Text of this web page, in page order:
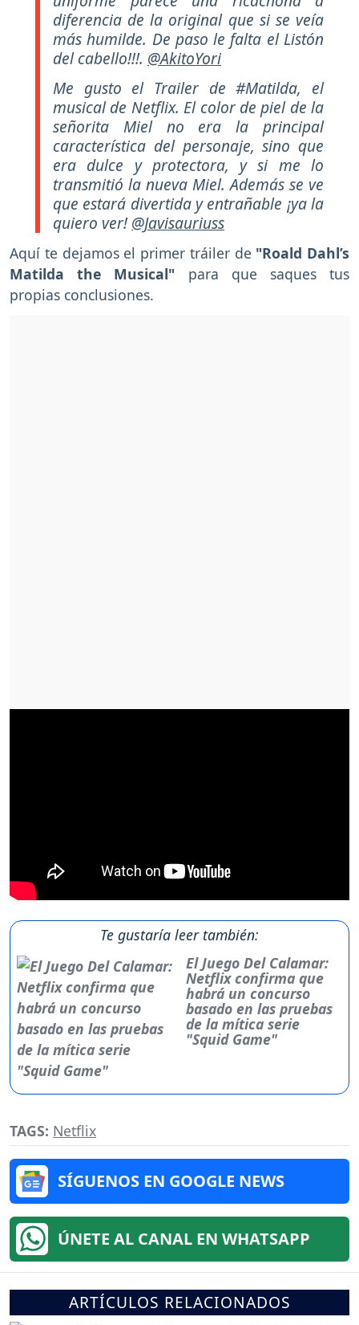
diferencia de la original que si se veía
más humilde. De paso le falta el Listón
del cabello!!!. @AkitoYori
Me gusto el Trailer de #Matilda, el
musical de Netflix. El color de piel de la
señorita Miel no era la principal
característica del personaje, sino que
era dulce y protectora, y si me lo
transmitió la nueva Miel. Además se ve
que estará divertida y entrañable ¡ya la
quiero ver!@Javisauriuss
Aquí te dejamos el primer tráiler de "Roald Dahl’s
Matilda the Musical" para que saques tus
propias conclusiones.
Te gustaría leer también:
El Juego Del Calamar:
Netflix confirma que
habrá un concurso
basado en las pruebas
de la mítica serie
"Squid Game"
TAGS: Netflix
SÍGUENOS EN GOOGLE NEWS
ÚNETE AL CANAL EN WHATSAPP
ARTÍCULOS RELACIONADOS